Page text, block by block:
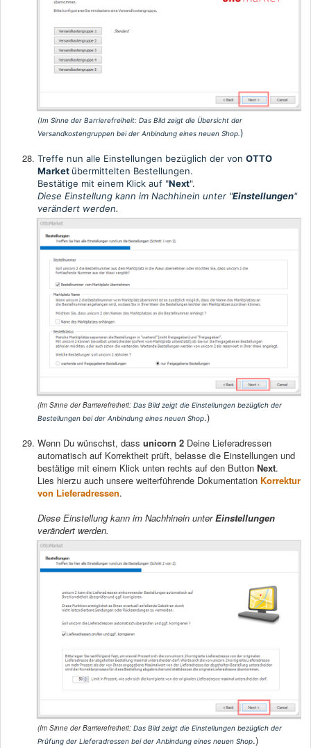
(Im Sinne der Barrierefreiheit: Das Bild zeigt die Übersicht der
Versandkostengruppen bei der Anbindung eines neuen Shop. )
Treffe nun alle Einstellungen bezüglich der von OTTO
Market übermittelten Bestellungen.
Bestätige mit einem Klick auf "Next".
Diese Einstellung kann im Nachhinein unter "Einstellungen"
verändert werden.
(Im Sinne der Barrierefreiheit: Das Bild zeigt die Einstellungen bezüglich der
Bestellungen bei der Anbindung eines neuen Shop.)
Wenn Du wünschst, dass unicorn 2 Deine Lieferadressen
automatisch auf Korrektheit prüft, belasse die Einstellungen und
bestätige mit einem Klick unten rechts auf den Button Next.
Lies hierzu auch unsere weiterführende Dokumentation Korrektur
von Lieferadressen.
Diese Einstellung kann im Nachhinein unterEinstellungen
verändert werden.
(Im Sinne der Barrierefreiheit: Das Bild zeigt die Einstellungen bezüglich der
Prüfung der Lieferadressen bei der Anbindung eines neuen Shop.)